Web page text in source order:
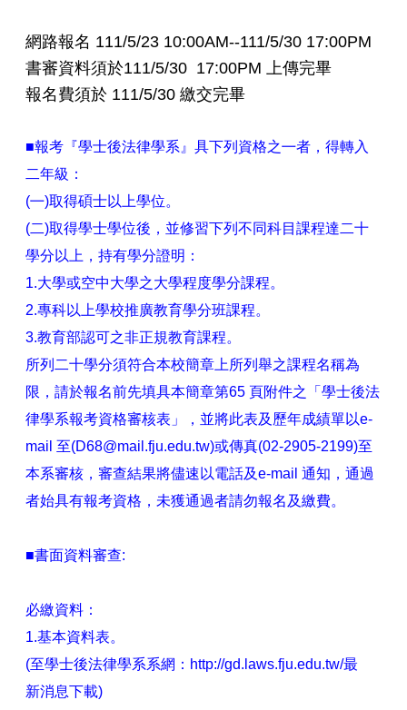
網路報名 111/5/23 10:00AM--111/5/30 17:00PM
書審資料須於111/5/30 17:00PM 上傳完畢
報名費須於 111/5/30 繳交完畢
■報考『學士後法律學系』具下列資格之㇐者，得轉入
二年級：
(㇐)取得碩士以上學位。
(二)取得學士學位後，並修習下列不同科目課程達二十
學分以上，持有學分證明：
1.大學或空中大學之大學程度學分課程。
2.專科以上學校推廣教育學分班課程。
3.教育部認可之非正規教育課程。
所列二十學分須符合本校簡章上所列舉之課程名稱為
限，請於報名前先填具本簡章第65 頁附件之「學士後法
律學系報考資格審核表」，並將此表及歷年成績單以e-
mail 至(D68@mail.fju.edu.tw)或傳真(02-2905-2199)至
本系審核，審查結果將儘速以電話及e-mail 通知，通過
者始具有報考資格，未獲通過者請勿報名及繳費。
■書面資料審查:
必繳資料：
1.基本資料表。
(至學士後法律學系系網：http://gd.laws.fju.edu.tw/最
新消息下載)